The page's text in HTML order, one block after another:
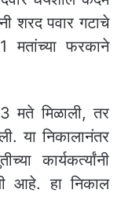
शरद पवार गटाचे
मतांच्या फरकाने
मते मिळाली, तर
या निकालानंतर
कार्यकर्त्यांनी
आहे. हा निकाल